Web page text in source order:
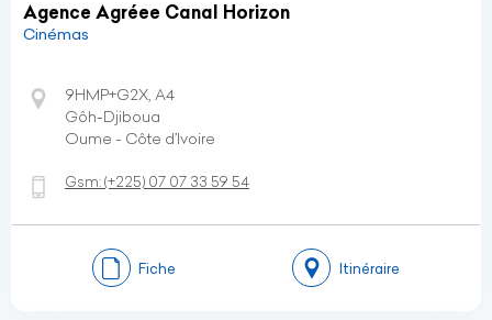
Agence Agréee Canal Horizon
Cinémas
9HMP+G2X, A4
Gôh-Djiboua
Oume - Côte d’Ivoire
Gsm:(+225) 07 07 33 59 54
Fiche Itinéraire